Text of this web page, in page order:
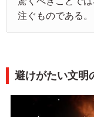
注ぐものである。
避けがたい文明